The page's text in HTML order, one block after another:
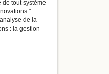
tout système
".
de la
: la gestion